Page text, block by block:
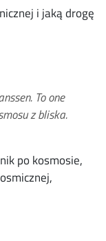
i jaką drogę
To one
z bliska.
po kosmosie,